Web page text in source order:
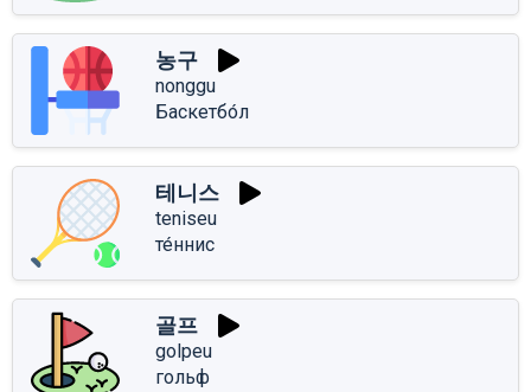
농구
nonggu
Баскетбо́л
테니스
teniseu
те́ннис
골프
golpeu
гольф